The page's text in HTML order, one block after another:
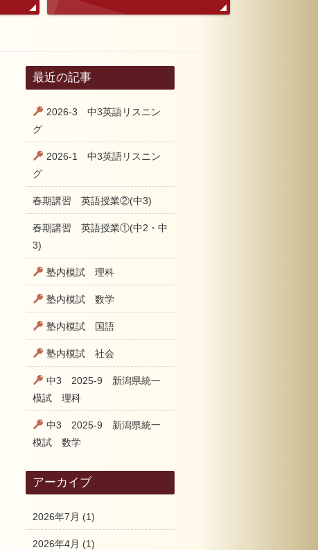
最近の記事
2026-3 中3英語リスニン
グ
2026-1 中3英語リスニン
グ
春期講習 英語授業②(中3)
春期講習 英語授業①(中2・中
3)
塾内模試 理科
塾内模試 数学
塾内模試 国語
塾内模試 社会
中3 2025-9 新潟県統一
模試 理科
中3 2025-9 新潟県統一
模試 数学
アーカイブ
2026年7月 (1)
2026年4月 (1)